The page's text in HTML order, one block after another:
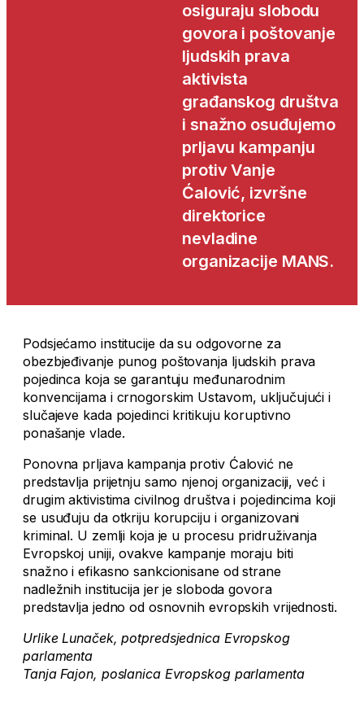
osiguraju slobodu
govora i poštovanje
ljudskih prava
aktivista
građanskog društva
i snažno osuđujemo
prljavu kampanju
protiv Vanje
Ćalović, izvršne
direktorice
nevladine
organizacije MANS.
Podsjećamo institucije da su odgovorne za
obezbjeđivanje punog poštovanja ljudskih prava
pojedinca koja se garantuju međunarodnim
konvencijama i crnogorskim Ustavom, uključujući i
slučajeve kada pojedinci kritikuju koruptivno
ponašanje vlade.
Ponovna prljava kampanja protiv Ćalović ne
predstavlja prijetnju samo njenoj organizaciji, već i
drugim aktivistima civilnog društva i pojedincima koji
se usuđuju da otkriju korupciju i organizovani
kriminal. U zemlji koja je u procesu pridruživanja
Evropskoj uniji, ovakve kampanje moraju biti
snažno i efikasno sankcionisane od strane
nadležnih institucija jer je sloboda govora
predstavlja jedno od osnovnih evropskih vrijednosti.
Urlike Lunaček, potpredsjednica Evropskog
parlamenta
Tanja Fajon, poslanica Evropskog parlamenta